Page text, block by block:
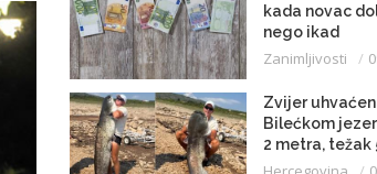
kada novac
nego ikad
Zanimljivosti
Zvijer
Bilećkom
2 metra, težak